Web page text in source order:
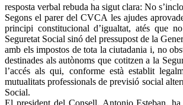
resposta verbal rebuda ha sigut clara: No
Segons el parer del CVCA les ajudes
principi constitucional d’igualtat, atés que
Seguretat Social sinó del pressupost de la
amb els impostos de tota la ciutadania i, no
destinades als autònoms que cotitzen a la
l’accés als qui, conforme està establit
mutualitats professionals de previsió social
Social.
El president del Consell, Antonio Esteban, ha